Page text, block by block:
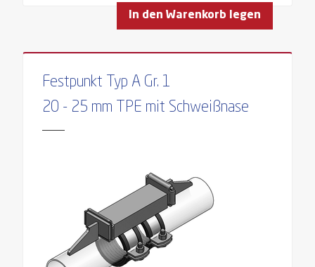
In den Warenkorb legen
Festpunkt Typ A Gr. 1
20 - 25 mm TPE mit Schweißnase